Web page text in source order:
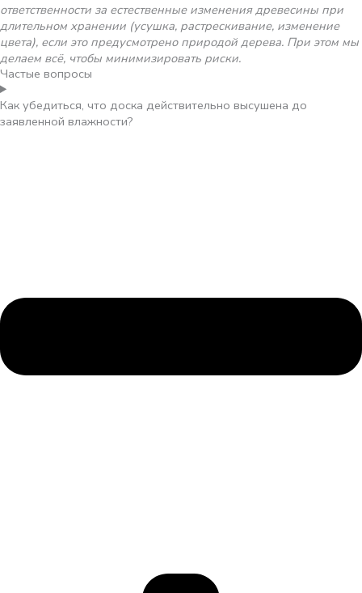
ответственности за естественные изменения древесины при
длительном хранении (усушка, растрескивание, изменение
цвета), если это предусмотрено природой дерева. При этом мы
делаем всё, чтобы минимизировать риски.
Частые вопросы
Как убедиться, что доска действительно высушена до
заявленной влажности?